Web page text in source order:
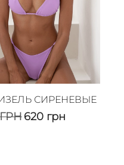
СИРЕНЕВЫЕ
620 грн